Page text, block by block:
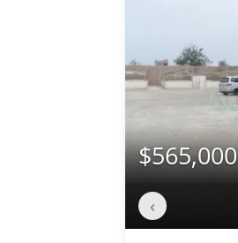
$565,000
‹